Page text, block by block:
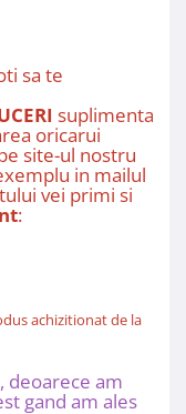
sa te
suplimentare
oricarui
site-ul nostru
in mailul
vei primi si
:
achizitionat de la
, deoarece am
gand am ales